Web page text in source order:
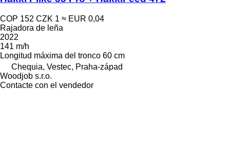
COP 152 CZK 1 ≈ EUR 0,04
Rajadora de leña
2022
141 m/h
Longitud máxima del tronco 60 cm
Chequia, Vestec, Praha-západ
Woodjob s.r.o.
Contacte con el vendedor